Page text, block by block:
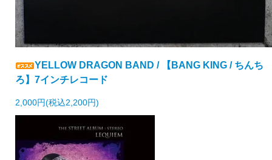
YELLOW DRAGON BAND / 【BANG KING / ちんち
ろ】7インチレコード
2,000円(税込2,200円)